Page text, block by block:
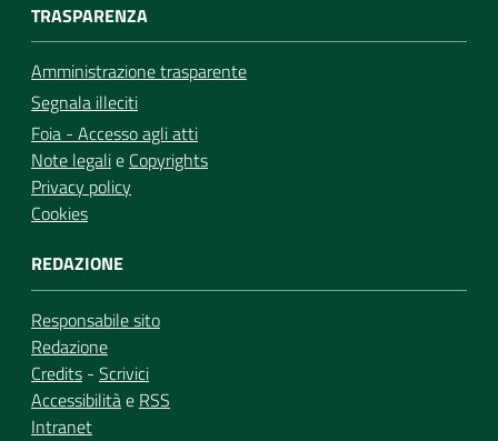
TRASPARENZA
Amministrazione trasparente
Segnala illeciti
Foia - Accesso agli atti
Note legalie Copyrights
Privacy policy
Cookies
REDAZIONE
Responsabile sito
Redazione
Credits - Scrivici
Accessibilitàe RSS
Intranet